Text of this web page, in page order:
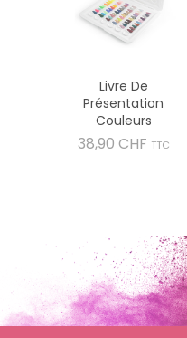
Livre De
Présentation
Couleurs
38,90 CHF Prix
TTC